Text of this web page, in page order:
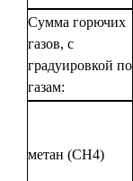
Сумма горючих
газов, с
градуировкой по
газам:
метан (СН4)